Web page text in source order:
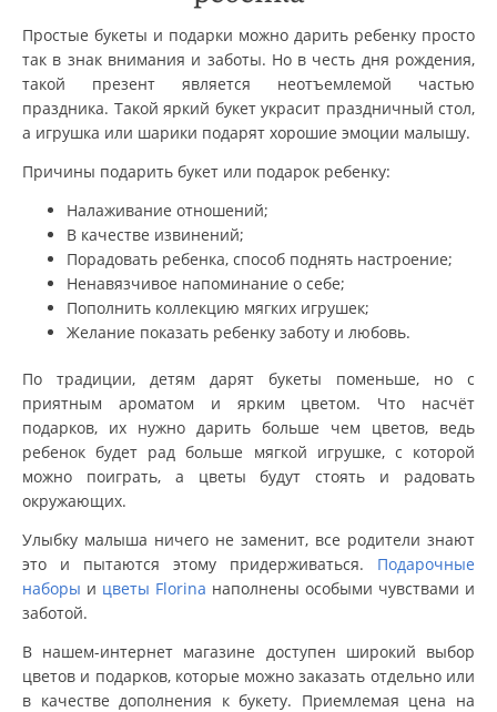
Простые букеты и подарки можно дарить ребенку просто
так в знак внимания и заботы. Но в честь дня рождения,
такой презент является неотъемлемой частью
праздника. Такой яркий букет украсит праздничный стол,
а игрушка или шарики подарят хорошие эмоции малышу.
Причины подарить букет или подарок ребенку:
Налаживание отношений;
В качестве извинений;
Порадовать ребенка, способ поднять настроение;
Ненавязчивое напоминание о себе;
Пополнить коллекцию мягких игрушек;
Желание показать ребенку заботу и любовь.
По традиции, детям дарят букеты поменьше, но с
приятным ароматом и ярким цветом. Что насчёт
подарков, их нужно дарить больше чем цветов, ведь
ребенок будет рад больше мягкой игрушке, с которой
можно поиграть, а цветы будут стоять и радовать
окружающих.
Улыбку малыша ничего не заменит, все родители знают
это и пытаются этому придерживаться. Подарочные
наборы и цветы Florina наполнены особыми чувствами и
заботой.
В нашем-интернет магазине доступен широкий выбор
цветов и подарков, которые можно заказать отдельно или
в качестве дополнения к букету. Приемлемая цена на